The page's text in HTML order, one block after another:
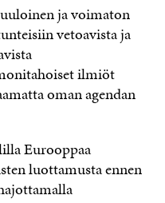
ja voimaton
vetoavista ja
ilmiöt
oman agendan
Eurooppaa
luottamusta ennen